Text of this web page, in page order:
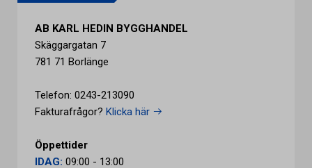
AB KARL HEDIN BYGGHANDEL
Skäggargatan 7
781 71 Borlänge
Telefon: 0243-213090
Fakturafrågor? Klicka här
Öppettider
IDAG: 09:00 - 13:00